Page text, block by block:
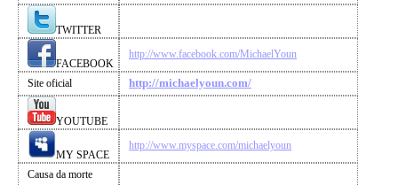
TWITTER
FACEBOOK
http://www.facebook.com/MichaelYoun
Site oficial http://michaelyoun.com/
YOUTUBE
MY SPACE
http://www.myspace.com/michaelyoun
Causa da morte